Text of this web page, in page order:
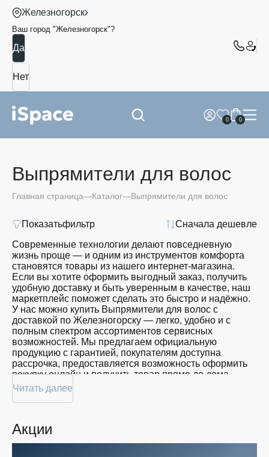
Железногорск
Ваш город "Железногорск"?
0 0
Выпрямители для волос
Главная страница Каталог Выпрямители для волос
Показатьфильтр
Сначала дешевле
Современные технологии делают повседневную
жизнь проще — и одним из инструментов комфорта
становятся товары из нашего интернет-магазина.
Если вы хотите оформить выгодный заказ, получить
удобную доставку и быть уверенным в качестве, наш
маркетплейс поможет сделать это быстро и надёжно.
У нас можно купить Выпрямители для волос с
доставкой по Железногорску — легко, удобно и с
полным спектром ассортиментов сервисных
возможностей. Мы предлагаем официальную
продукцию с гарантией, покупателям доступна
рассрочка, предоставляется возможность оформить
покупку онлайн и получить товар прямо до дома.
Покупателям доступна покупка Выпрямители для
волос по привлекательной цене: мы регулярно
наличия и предоставляем большой выбор продукции.
В нашем магазине в Железногорске вы всегда
Читать далее
Акции